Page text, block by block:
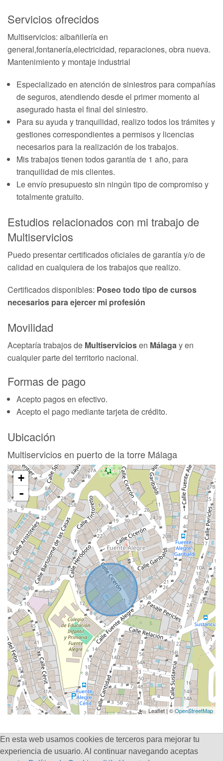
Servicios ofrecidos
Multiservicios: albañilería en
general,fontanería,electricidad, reparaciones, obra nueva.
Mantenimiento y montaje industrial
Especializado en atención de siniestros para compañías
de seguros, atendiendo desde el primer momento al
asegurado hasta el final del siniestro.
Para su ayuda y tranquilidad, realizo todos los trámites y
gestiones correspondientes a permisos y licencias
necesarios para la realización de los trabajos.
Mis trabajos tienen todos garantía de 1 año, para
tranquilidad de mis clientes.
Le envío presupuesto sin ningún tipo de compromiso y
totalmente gratuito.
Estudios relacionados con mi trabajo de
Multiservicios
Puedo presentar certificados oficiales de garantía y/o de
calidad en cualquiera de los trabajos que realizo.
Certificados disponibles: Poseo todo tipo de cursos
necesarios para ejercer mi profesión
Movilidad
Aceptaría trabajos de Multiserviciosen Málagay en
cualquier parte del territorio nacional.
Formas de pago
Acepto pagos en efectivo.
Acepto el pago mediante tarjeta de crédito.
Ubicación
Multiservicios en puerto de la torre Málaga
+
-
Leaflet | ©OpenStreetMap
Crea tu perfil profesional ¡Es gratis!
En esta web usamos cookies de terceros para mejorar tu
experiencia de usuario. Al continuar navegando aceptas